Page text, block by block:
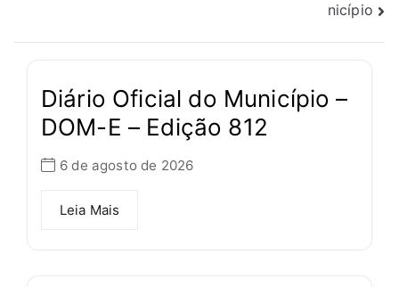
nicípio
Diário Oficial do Município –
DOM-E – Edição 812
6 de agosto de 2026
Leia Mais